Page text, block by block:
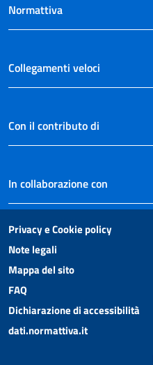
Normattiva
Collegamenti veloci
Con il contributo di
In collaborazione con
Privacy e Cookie policy
Note legali
Mappa del sito
FAQ
Dichiarazione di accessibilità
dati.normattiva.it